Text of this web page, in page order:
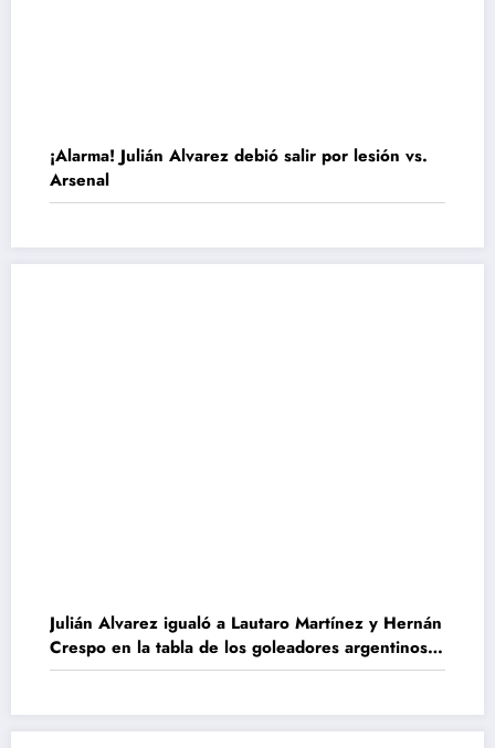
¡Alarma! Julián Alvarez debió salir por lesión vs.
Arsenal
Julián Alvarez igualó a Lautaro Martínez y Hernán
Crespo en la tabla de los goleadores argentinos
en Champions